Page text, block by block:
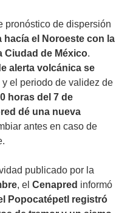
pronóstico de dispersión
hacía el Noroeste con la
Ciudad de México.
alerta volcánica se
y el periodo de validez de
horas del 7 de
dé una nueva
antes en caso de
publicado por la
, el Cenapred informó
Popocatépetl registró